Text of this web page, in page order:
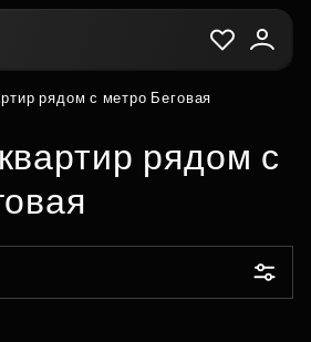
рядом с метро Беговая
рядом с